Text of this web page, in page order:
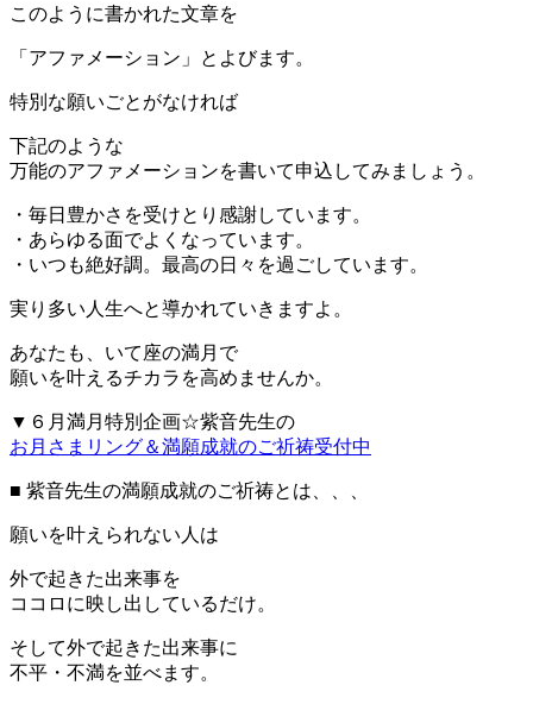
このように書かれた文章を
「アファメーション」とよびます。
特別な願いごとがなければ
下記のような
万能のアファメーションを書いて申込してみましょう。
・毎日豊かさを受けとり感謝しています。
・あらゆる面でよくなっています。
・いつも絶好調。最高の日々を過ごしています。
実り多い人生へと導かれていきますよ。
あなたも、いて座の満月で
願いを叶えるチカラを高めませんか。
▼６月満月特別企画☆紫音先生の
お月さまリング＆満願成就のご祈祷受付中
■ 紫音先生の満願成就のご祈祷とは、、、
願いを叶えられない人は
外で起きた出来事を
ココロに映し出しているだけ。
そして外で起きた出来事に
不平・不満を並べます。